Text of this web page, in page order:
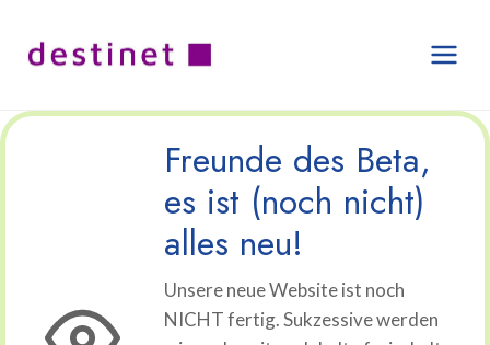
Inhalt
springen
Freunde des Beta,
es ist (noch nicht)
alles neu!
Unsere neue Website ist noch
NICHT fertig. Sukzessive werden